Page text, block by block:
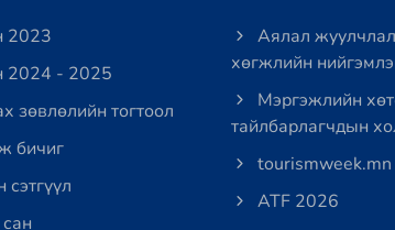
2023
2024 - 2025
зөвлөлийн тогтоол
бичиг
сэтгүүл
Аялал
хөгжлийн
Мэргэжлийн
тайлбарлагчдын
tourismweek.mn
ATF 2026